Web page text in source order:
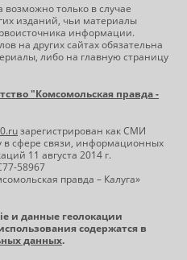
только в случае
изданий, чьи материалы
информации.
на других сайтах обязательна
либо на главную страницу
"Комсомольская правда -
зарегистрирован как СМИ
в сфере связи, информационных
11 августа 2014 г.
58967
правда – Калуга»
и данные геолокации
содержатся в
данных.